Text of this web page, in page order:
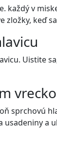
každý v
zložky, keď
Uistite
sprchovú
a